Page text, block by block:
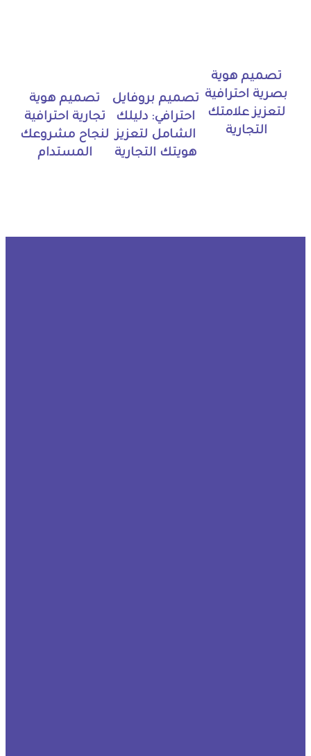
تصميم هوية
بصرية احترافية
لتعزيز علامتك
التجارية
تصميم بروفايل
احترافي: دليلك
الشامل لتعزيز
هويتك التجارية
تصميم هوية
تجارية احترافية
لنجاح مشروعك
المستدام